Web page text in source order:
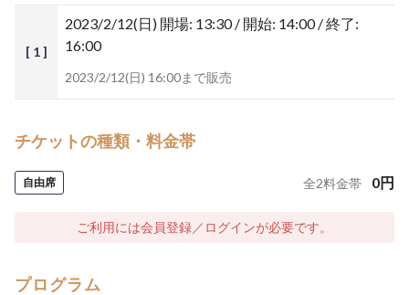
[ 1 ]
2023/2/12(日) 開場: 13:30 / 開始: 14:00 / 終了:
16:00
2023/2/12(日) 16:00まで販売
チケットの種類・料金帯
自由席 全2料金帯 0円
ご利用には会員登録／ログインが必要です。
プログラム